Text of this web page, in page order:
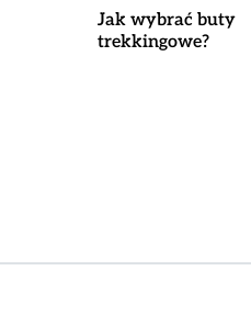
Jak wybrać buty
trekkingowe?